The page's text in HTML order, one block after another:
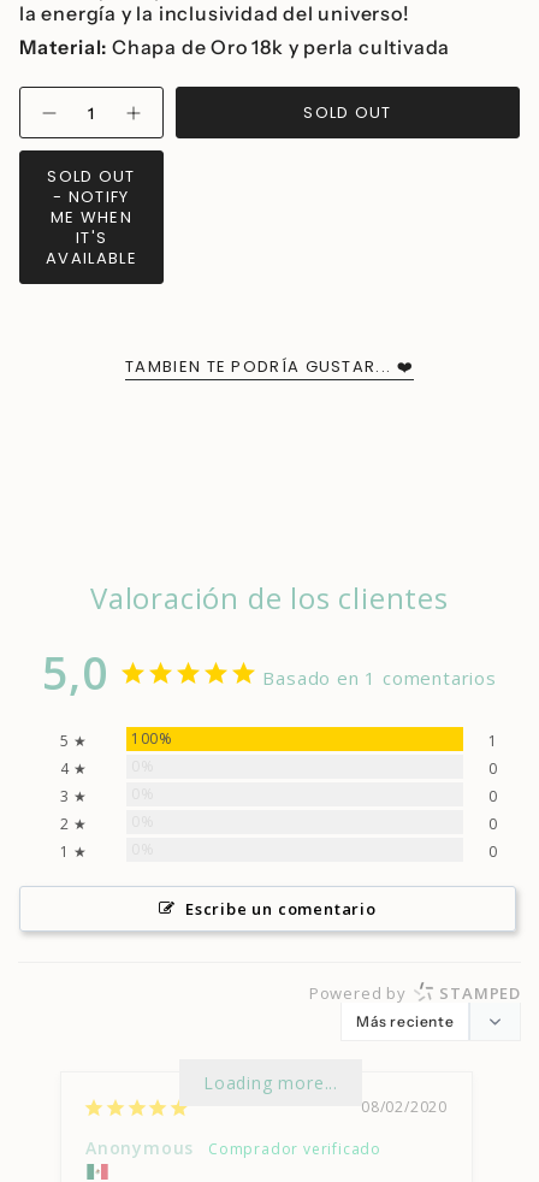
la energía y la inclusividad del universo!
Material: Chapa de Oro 18k y perla cultivada
{"in_cart_html"=>"
<span
class=\"quantity-
cart\">
quantity
</span>
in
"minimum_of"=>"Minimum
quantity
"maximum_of"=>"Maximum
quantity
Decrease
quantity
for
Circle
Statement
Earrings
button
quantity
SOLD OUT
SOLD OUT
- NOTIFY
ME WHEN
IT'S
AVAILABLE
TAMBIEN TE PODRÍA GUSTAR... ❤️
Valoración de los clientes
5,0 Basado en 1 comentarios
5 ★ 100%
1
4 ★
0
3 ★
0
2 ★
0
1 ★
0
Escribe un comentario
Powered by STAMPED
Loading more...
08/02/2020
Anonymous